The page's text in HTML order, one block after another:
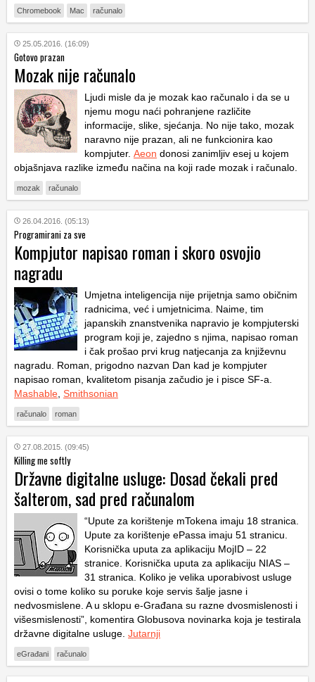
Chromebook Mac računalo
25.05.2016. (16:09)
Gotovo prazan
Mozak nije računalo
Ljudi misle da je mozak kao računalo i da se u
njemu mogu naći pohranjene različite
informacije, slike, sjećanja. No nije tako, mozak
naravno nije prazan, ali ne funkcionira kao
kompjuter. Aeon donosi zanimljiv esej u kojem
objašnjava razlike između načina na koji rade mozak i računalo.
mozak računalo
26.04.2016. (05:13)
Programirani za sve
Kompjutor napisao roman i skoro osvojio
nagradu
Umjetna inteligencija nije prijetnja samo običnim
radnicima, već i umjetnicima. Naime, tim
japanskih znanstvenika napravio je kompjuterski
program koji je, zajedno s njima, napisao roman
i čak prošao prvi krug natjecanja za književnu
nagradu. Roman, prigodno nazvan Dan kad je kompjuter
napisao roman , kvalitetom pisanja začudio je i pisce SF-a.
Mashable Smithsonian
računalo roman
27.08.2015. (09:45)
Killing me softly
Državne digitalne usluge: Dosad čekali pred
šalterom, sad pred računalom
“Upute za korištenje mTokena imaju 18 stranica.
Upute za korištenje ePassa imaju 51 stranicu.
Korisnička uputa za aplikaciju MojID – 22
stranice. Korisnička uputa za aplikaciju NIAS –
31 stranica. Koliko je velika uporabivost usluge
ovisi o tome koliko su poruke koje servis šalje jasne i
nedvosmislene. A u sklopu e-Građana su razne dvosmislenosti i
višesmislenosti”, komentira Globusova novinarka koja je testirala
državne digitalne usluge. Jutarnji
eGrađani računalo